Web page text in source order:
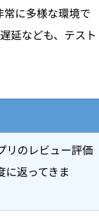
に多様な環境で
延なども、テスト
リのレビュー評価
返ってきま